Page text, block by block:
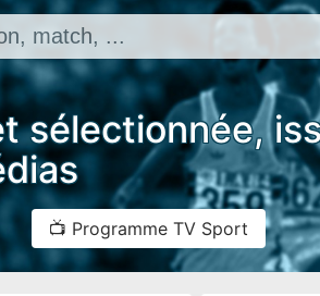
sélectionnée,
📺 Programme TV Sport